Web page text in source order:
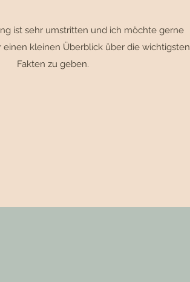
ist sehr umstritten und ich möchte gerne
einen kleinen Überblick über die wichtigsten
Fakten zu geben.